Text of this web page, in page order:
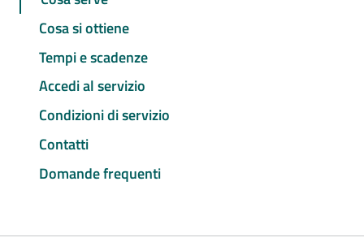
Cosa si ottiene
Tempi e scadenze
Accedi al servizio
Condizioni di servizio
Contatti
Domande frequenti